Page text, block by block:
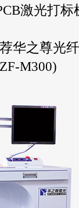
激光打
华之尊光
M300)